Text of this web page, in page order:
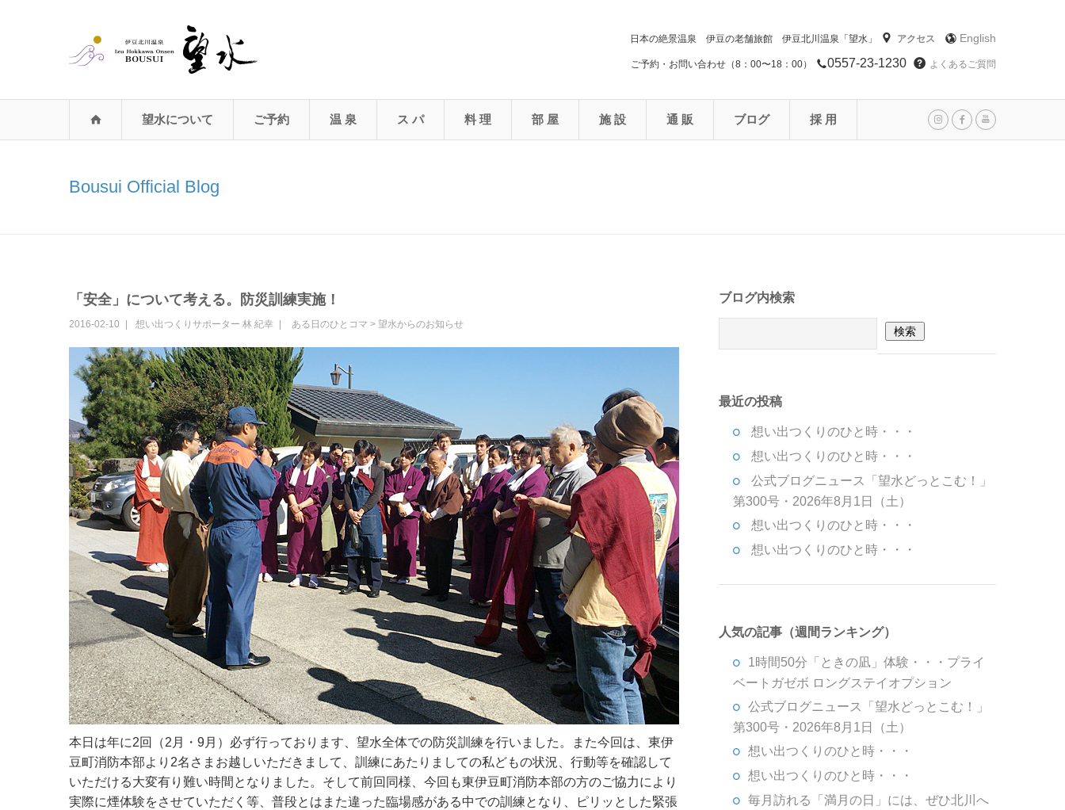
日本の絶景温泉 伊豆の老舗旅館 伊豆北川温泉「望水」 アクセス English
ご予約・お問い合わせ（8：00〜18：00） 0557-23-1230 よくあるご質問
望水について ご予約 温 泉 ス パ 料 理 部 屋 施 設 通 販 ブログ 採 用
Bousui Official Blog
「安全」について考える。防災訓練実施！
2016-02-10 想い出つくりサポーター 林 紀幸 ある日のひとコマ > 望水からのお知らせ
本日は年に2回（2月・9月）必ず行っております、望水全体での防災訓練を行いました。また今回は、東伊
豆町消防本部より2名さまお越しいただきまして、訓練にあたりましての私どもの状況、行動等を確認して
いただける大変有り難い時間となりました。そして前回同様、今回も東伊豆町消防本部の方のご協力により
実際に煙体験をさせていただく等、普段とはまた違った臨場感がある中での訓練となり、ピリッとした緊張
ブログ内検索
最近の投稿
想い出つくりのひと時・・・
想い出つくりのひと時・・・
公式ブログニュース「望水どっとこむ！」
第300号・2026年8月1日（土）
想い出つくりのひと時・・・
想い出つくりのひと時・・・
人気の記事（週間ランキング）
1時間50分「ときの凪」体験・・・プライ
ベートガゼボ ロングステイオプション
公式ブログニュース「望水どっとこむ！」
第300号・2026年8月1日（土）
想い出つくりのひと時・・・
想い出つくりのひと時・・・
毎月訪れる「満月の日」には、ぜひ北川へ